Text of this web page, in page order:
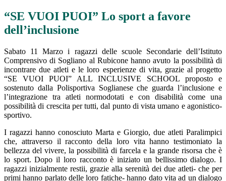
“SE VUOI PUOI” Lo sport a favore
dell’inclusione
Sabato 11 Marzo i ragazzi delle scuole Secondarie dell’Istituto
Comprensivo di Sogliano al Rubicone hanno avuto la possibilità di
incontrare due atleti e le loro esperienze di vita, grazie al progetto
“SE VUOI PUOI” ALL INCLUSIVE SCHOOL proposto e
sostenuto dalla Polisportiva Soglianese che guarda l’inclusione e
l’integrazione tra atleti normodotati e con disabilità come una
possibilità di crescita per tutti, dal punto di vista umano e agonistico-
sportivo.
I ragazzi hanno conosciuto Marta e Giorgio, due atleti Paralimpici
che, attraverso il racconto della loro vita hanno testimoniato la
bellezza del vivere, la possibilità di farcela e la grande risorsa che è
lo sport. Dopo il loro racconto è iniziato un bellissimo dialogo. I
ragazzi inizialmente restii, grazie alla serenità dei due atleti- che per
primi hanno parlato delle loro fatiche- hanno dato vita ad un dialogo